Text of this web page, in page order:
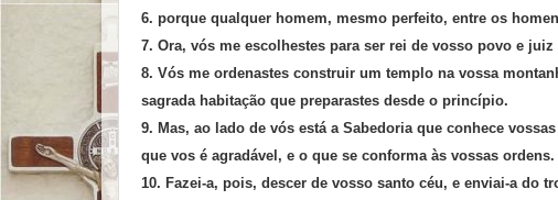
6. porque qualquer homem, mesmo perfeito, entre os
7. Ora, vós me escolhestes para ser rei de vosso povo e
8. Vós me ordenastes construir um templo na vossa
sagrada habitação que preparastes desde o princípio.
9. Mas, ao lado de vós está a Sabedoria que conhece
que vos é agradável, e o que se conforma às vossas ordens.
10. Fazei-a, pois, descer de vosso santo céu, e enviai-a do